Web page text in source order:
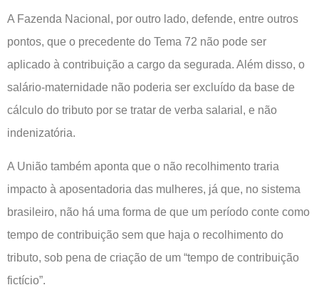
A Fazenda Nacional, por outro lado, defende, entre outros
pontos, que o precedente do Tema 72 não pode ser
aplicado à contribuição a cargo da segurada. Além disso, o
salário-maternidade não poderia ser excluído da base de
cálculo do tributo por se tratar de verba salarial, e não
indenizatória.
A União também aponta que o não recolhimento traria
impacto à aposentadoria das mulheres, já que, no sistema
brasileiro, não há uma forma de que um período conte como
tempo de contribuição sem que haja o recolhimento do
tributo, sob pena de criação de um “tempo de contribuição
fictício”.